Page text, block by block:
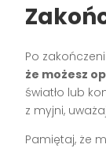
Po
że możesz
światło lub
z myjni,
Pamiętaj, że